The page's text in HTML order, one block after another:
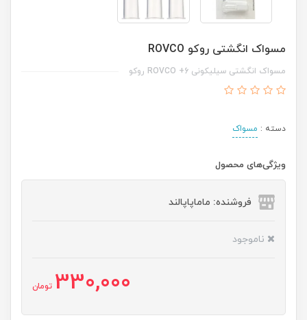
مسواک انگشتی روکو ROVCO
مسواک انگشتی سیلیکونی 6+ ROVCO روکو
دسته : مسواک
ویژگی‌های محصول
فروشنده: ماماپاپالند
ناموجود
330,000 تومان